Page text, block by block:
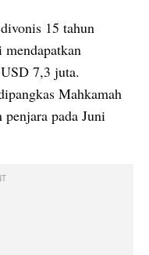
15 tahun
7,3 juta.
Mahkamah
pada Juni